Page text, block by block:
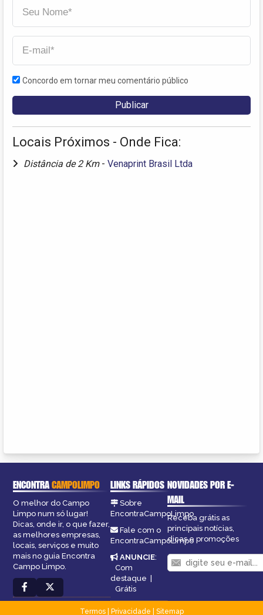
Concordo em tornar meu comentário público
Locais Próximos - Onde Fica:
Distância de 2 Km - Venaprint Brasil Ltda
ENCONTRACAMPOLIMPO
O melhor do Campo
Limpo num só lugar!
Dicas, onde ir, o que fazer,
as melhores empresas,
locais, serviços e muito
mais no guia Encontra
Campo Limpo.
LINKS RÁPIDOS
Sobre
EncontraCampoLimpo
Fale com o
EncontraCampoLimpo
ANUNCIE:
Com
destaque
Grátis
NOVIDADES POR E-
MAIL
Receba grátis as
principais notícias,
dicas e promoções
Termos| Privacidade
Sitemap